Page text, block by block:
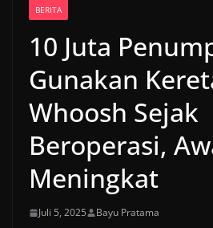
BERITA
10 Juta
Gunakan
Whoosh Sejak
Beroperasi,
Meningkat
Juli 5, 2025 Bayu Pratama